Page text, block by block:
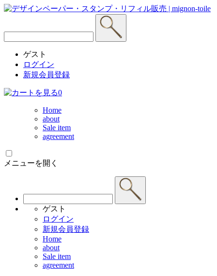
ゲスト
ログイン
新規会員登録
0
Home
about
Sale item
agreement
メニューを開く
ゲスト
ログイン
新規会員登録
Home
about
Sale item
agreement